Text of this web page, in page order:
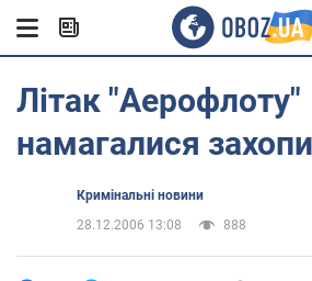
Літак "Аерофлоту"
намагалися
Кримінальні новини
28.12.2006 13:08
888